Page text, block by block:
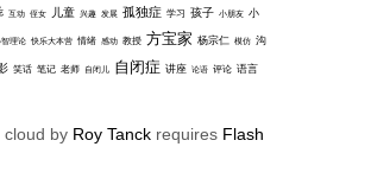
互动 侄女 儿童 兴趣 发展 孤独症 学习 孩子 小朋友 小
智理论 快乐大本营 情绪 感动 教授 方宝家 杨宗仁 模仿 沟
笑话 笔记 老师 自闭儿 自闭症 讲座 论语 评论 语言
cloud by Roy Tanck requires Flash